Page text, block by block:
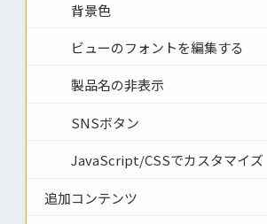
背景色
ビューのフォントを編集する
製品名の非表示
SNSボタン
JavaScript/CSSでカスタマイズ
追加コンテンツ